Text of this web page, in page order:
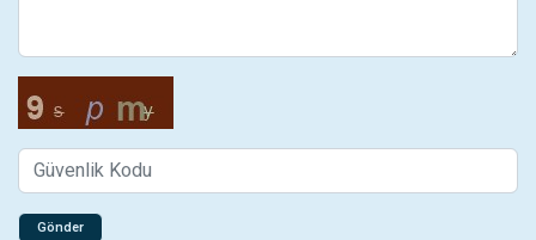
Gönder